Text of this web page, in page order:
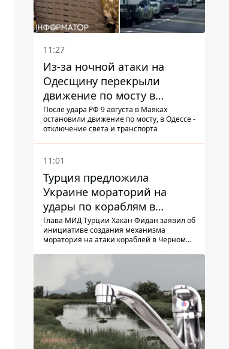
11:27
Из-за ночной атаки на
Одесщину перекрыли
движение по мосту в
Маяках - подробности от
ГНСУ
После удара РФ 9 августа в Маяках
остановили движение по мосту, в Одессе -
отключение света и транспорта
11:01
Турция предложила
Украине мораторий на
удары по кораблям в
Черном море
Глава МИД Турции Хакан Фидан заявил об
инициативе создания механизма
моратория на атаки кораблей в Черном